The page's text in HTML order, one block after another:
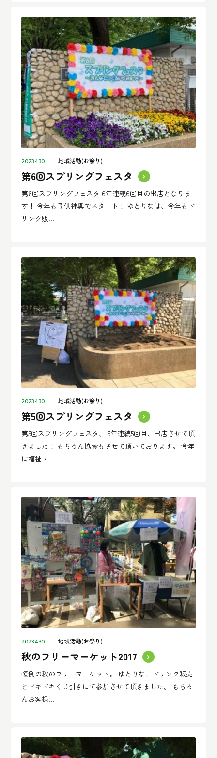
2023.4.30 地域活動(お祭り)
第6回スプリングフェスタ
第6回スプリングフェスタ 6年連続6回目の出店となりま
す！ 今年も子供神輿でスタート！ ゆとりなは、今年もド
リンク販...
2023.4.30 地域活動(お祭り)
第5回スプリングフェスタ
第5回スプリングフェスタ、 5年連続5回目、出店させて頂
きました！ もちろん協賛もさせて頂いております。 今年
は福祉・...
2023.4.30 地域活動(お祭り)
秋のフリーマーケット2017
恒例の秋のフリーマーケット。 ゆとりな、ドリンク販売
とドキドキくじ引きにて参加させて頂きました。 もちろ
んお客様...